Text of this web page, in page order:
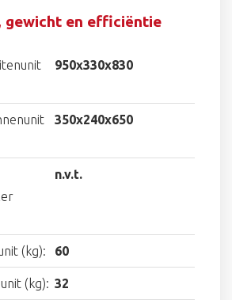
gewicht en efficiëntie
950x330x830
350x240x650
n.v.t.
(kg): 60
(kg): 32